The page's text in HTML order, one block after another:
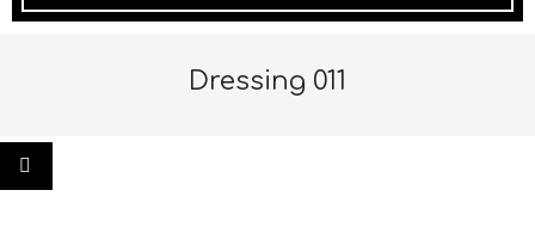
Dressing 011